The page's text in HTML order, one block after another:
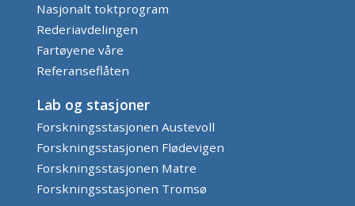
Nasjonalt toktprogram
Rederiavdelingen
Fartøyene våre
Referanseflåten
Lab og stasjoner
Forskningsstasjonen Austevoll
Forskningsstasjonen Flødevigen
Forskningsstasjonen Matre
Forskningsstasjonen Tromsø